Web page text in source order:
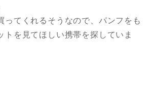
ってくれるそうなので、パンフをも
トを見てほしい携帯を探していま